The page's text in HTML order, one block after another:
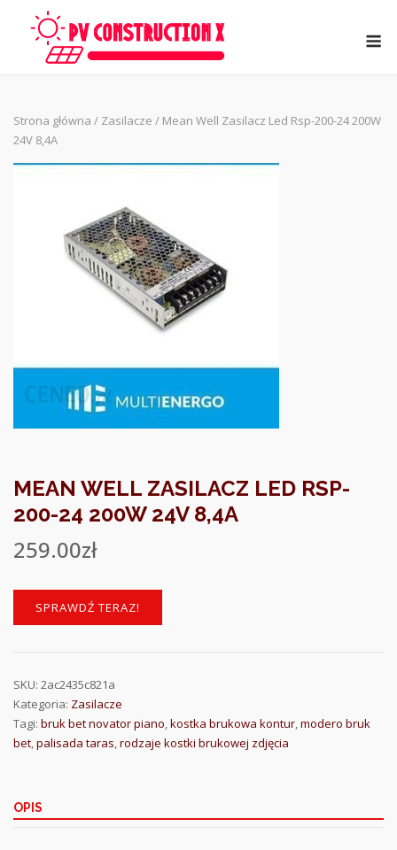
Strona główna / Zasilacze / Mean Well Zasilacz Led Rsp-200-24 200W
24V 8,4A
MEAN WELL ZASILACZ LED RSP-
200-24 200W 24V 8,4A
259.00zł
SPRAWDŹ TERAZ!
SKU: 2ac2435c821a
Kategoria: Zasilacze
Tagi: bruk bet novator piano,kostka brukowa kontur,modero bruk
bet,palisada taras,rodzaje kostki brukowej zdjęcia
OPIS